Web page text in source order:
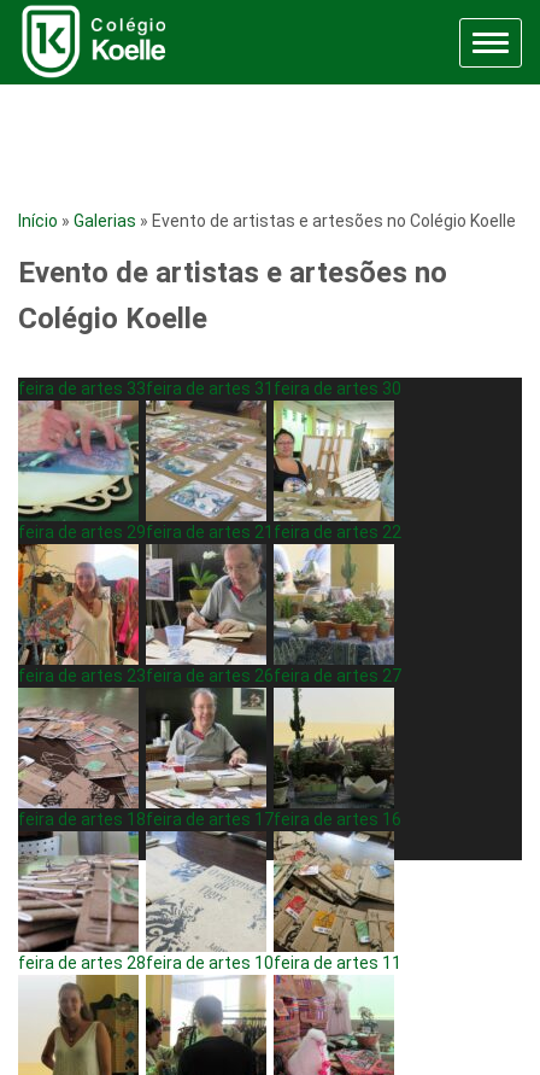
Menu
Início » Galerias » Evento de artistas e artesões no Colégio Koelle
Evento de artistas e artesões no
Colégio Koelle
feira de artes 33feira de artes 31 feira de artes 30
feira de artes 29feira de artes 21 feira de artes 22
feira de artes 23feira de artes 26feira de artes 27
feira de artes 18feira de artes 17feira de artes 16
feira de artes 28feira de artes 10feira de artes 11